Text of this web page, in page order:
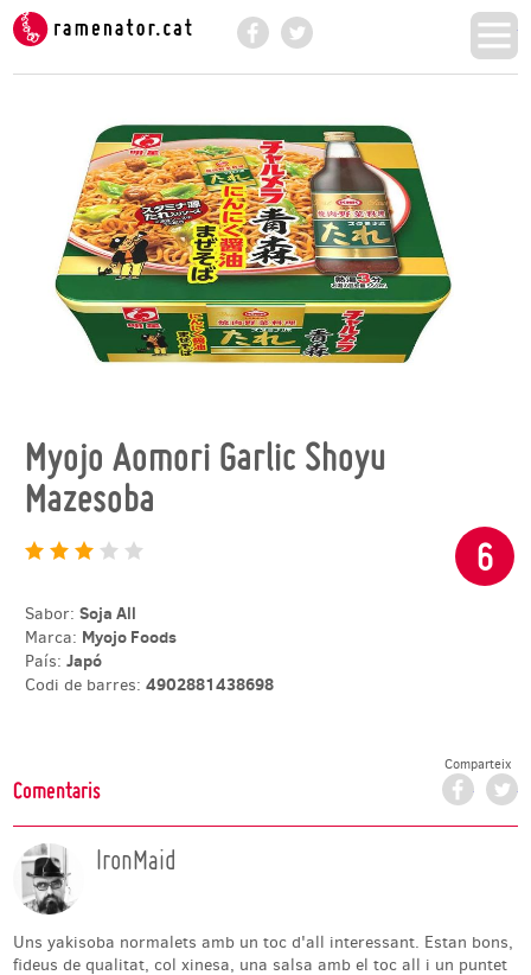
Ramenator.cat - Provem i valorem fideus
Facebook
Myojo Aomori Garlic Shoyu
Mazesoba
6
Sabor:Soja All
Marca: Myojo Foods
País:Japó
Codi de barres:4902881438698
Comentaris
Comparteix
IronMaid
Uns yakisoba normalets amb un toc d'all interessant. Estan bons,
fideus de qualitat, col xinesa, una salsa amb el toc all i un puntet